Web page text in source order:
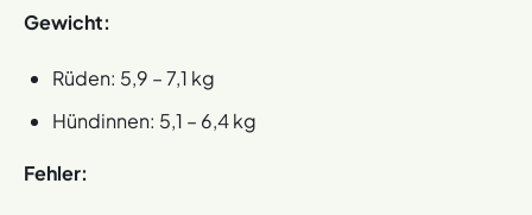
Gewicht:
Rüden: 5,9 – 7,1 kg
Hündinnen: 5,1 – 6,4 kg
Fehler: